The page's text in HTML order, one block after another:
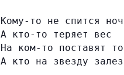
Кому-то не спится
А кто-то теряет вес
На ком-то поставят
А кто на звезду залез